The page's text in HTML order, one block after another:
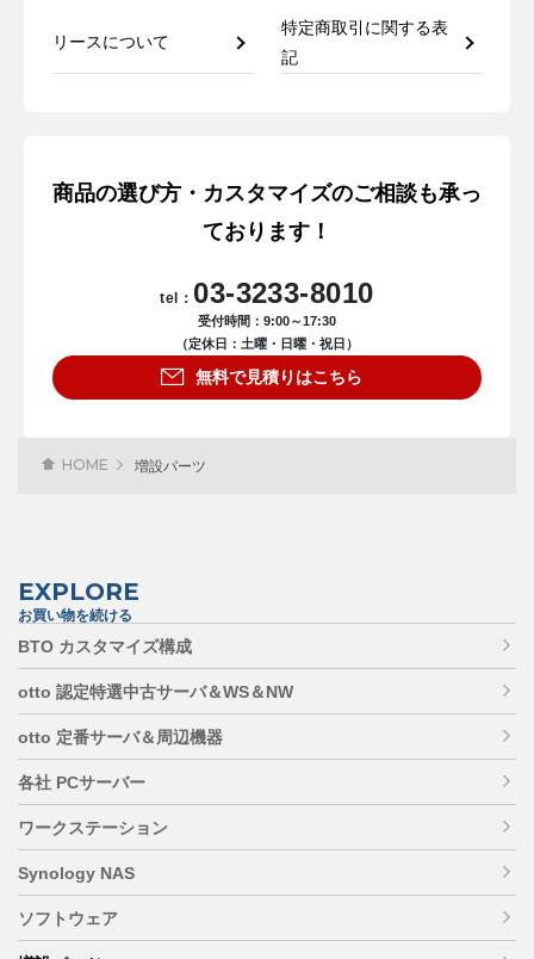
リースについて
特定商取引に関する表
記
商品の選び方・カスタマイズのご相談も承っ
ております！
tel： 03-3233-8010
受付時間：9:00～17:30
（定休日：土曜・日曜・祝日）
無料で見積りはこちら
HOME 増設パーツ
EXPLORE
お買い物を続ける
BTO カスタマイズ構成
otto 認定特選中古サーバ＆WS＆NW
otto 定番サーバ＆周辺機器
各社 PCサーバー
ワークステーション
Synology NAS
ソフトウェア